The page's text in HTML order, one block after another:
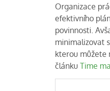
Organizace
efektivního
povinnosti.
minimalizovat
kterou můžete
článku Time